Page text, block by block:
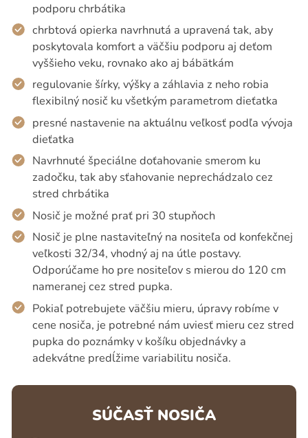
podporu chrbátika
chrbtová opierka navrhnutá a upravená tak, aby
poskytovala komfort a väčšiu podporu aj deťom
vyššieho veku, rovnako ako aj bábätkám
regulovanie šírky, výšky a záhlavia z neho robia
flexibilný nosič ku všetkým parametrom dieťatka
presné nastavenie na aktuálnu veľkosť podľa vývoja
dieťatka
Navrhnuté špeciálne doťahovanie smerom ku
zadočku, tak aby sťahovanie neprechádzalo cez
stred chrbátika
Nosič je možné prať pri 30 stupňoch
Nosič je plne nastaviteľný na nositeľa od konfekčnej
veľkosti 32/34, vhodný aj na útle postavy.
Odporúčame ho pre nositeľov s mierou do 120 cm
nameranej cez stred pupka.
Pokiaľ potrebujete väčšiu mieru, úpravy robíme v
cene nosiča, je potrebné nám uviesť mieru cez stred
pupka do poznámky v košíku objednávky a
adekvátne predĺžime variabilitu nosiča.
SÚČASŤ NOSIČA